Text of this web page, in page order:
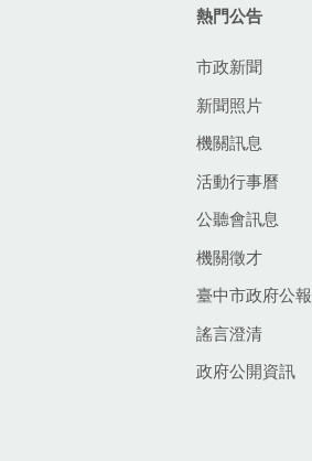
熱門公告
市政新聞
新聞照片
機關訊息
活動行事曆
公聽會訊息
機關徵才
臺中市政府公報
謠言澄清
政府公開資訊